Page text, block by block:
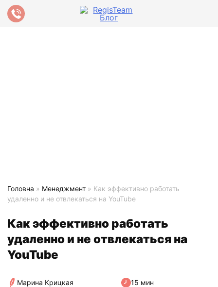
Головна » Менеджмент » Как эффективно работать
удаленно и не отвлекаться на YouTube
Как эффективно работать
удаленно и не отвлекаться на
YouTube
Марина Крицкая 15 мин